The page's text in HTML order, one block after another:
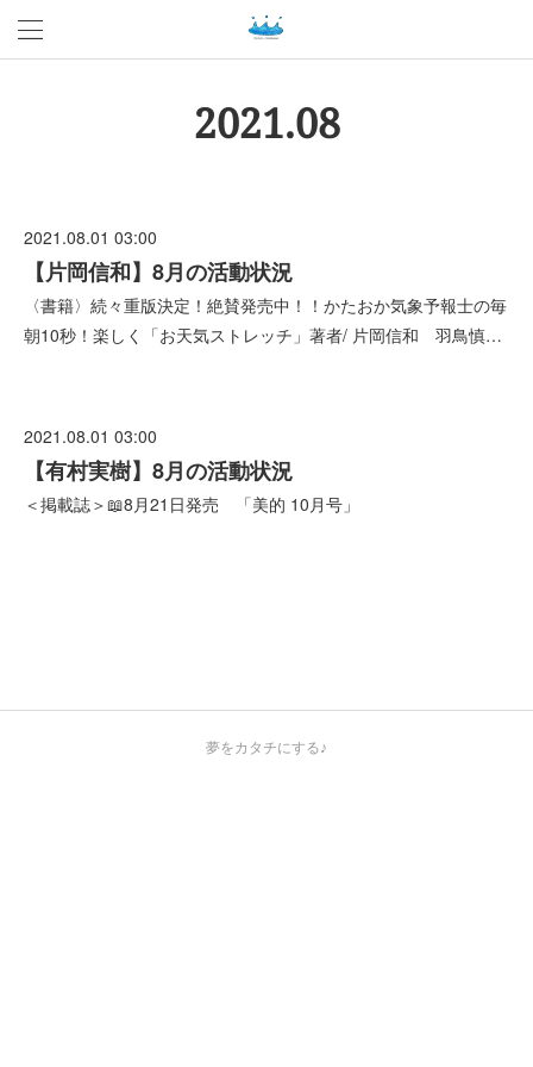
2021.08
2021.08.01 03:00
【片岡信和】8月の活動状況
〈書籍〉続々重版決定！絶賛発売中！！かたおか気象予報士の毎
朝10秒！楽しく「お天気ストレッチ」著者/ 片岡信和 羽鳥慎…
2021.08.01 03:00
【有村実樹】8月の活動状況
＜掲載誌＞📖8月21日発売 「美的 10月号」
夢をカタチにする♪